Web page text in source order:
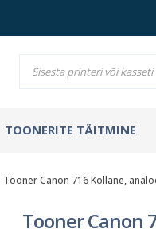
TOONERITE TÄITMINE
Tooner Canon 716 Kollane,
Tooner Canon